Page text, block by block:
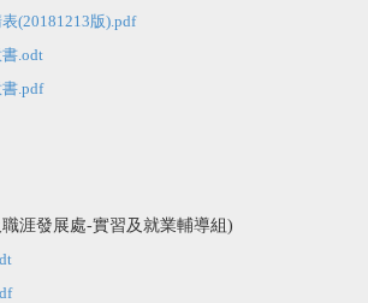
(20181213版).pdf
.odt
.pdf
涯發展處-實習及就業輔導組)